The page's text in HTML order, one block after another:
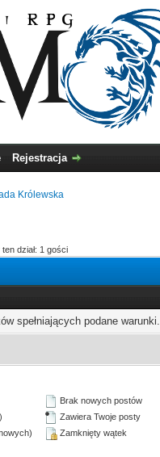
Rejestracja
Królewska
dział: 1 gości
spełniających podane warunki.
Brak nowych postów
Zawiera Twoje posty
Zamknięty wątek